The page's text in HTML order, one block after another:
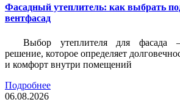
Фасадный утеплитель: как выбрать
вентфасад
Выбор утеплителя для фасада
решение, которое определяет
и комфорт внутри помещений
Подробнее
06.08.2026